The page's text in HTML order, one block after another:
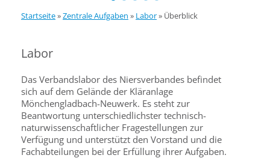
Startseite»Zentrale Aufgaben » Labor» Überblick
Labor
Das Verbandslabor des Niersverbandes befindet
sich auf dem Gelände der Kläranlage
Mönchengladbach-Neuwerk. Es steht zur
Beantwortung unterschiedlichster technisch-
naturwissenschaftlicher Fragestellungen zur
Verfügung und unterstützt den Vorstand und die
Fachabteilungen bei der Erfüllung ihrer Aufgaben.